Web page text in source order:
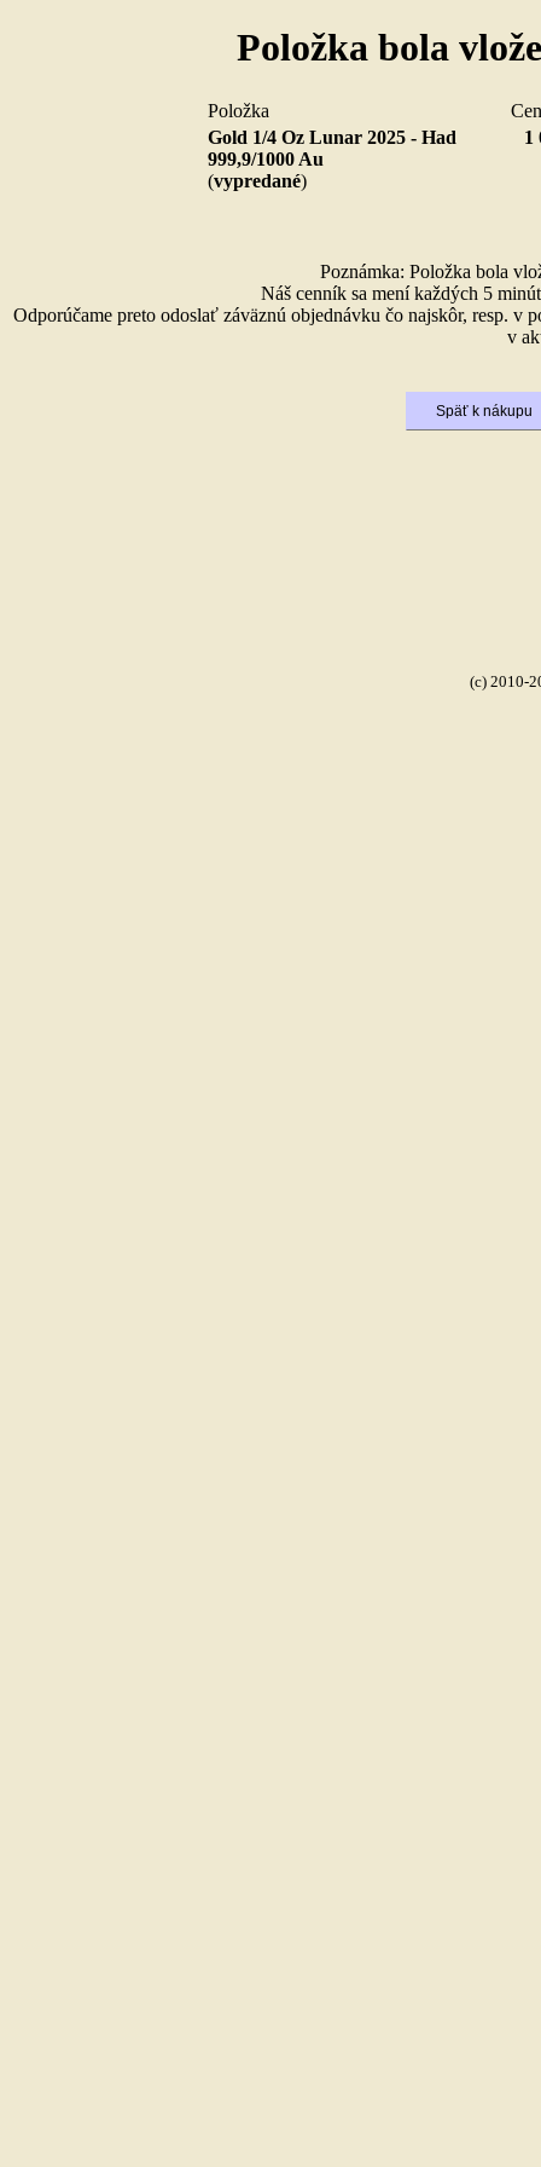
Položka bola
Položka
Gold 1/4 Oz Lunar 2025 - Had
999,9/1000 Au
(vypredané)
1
Poznámka: Položka bola
Náš cenník sa mení každých 5
Odporúčame preto odoslať záväznú objednávku čo najskôr, resp. v
v
(c) 2010-